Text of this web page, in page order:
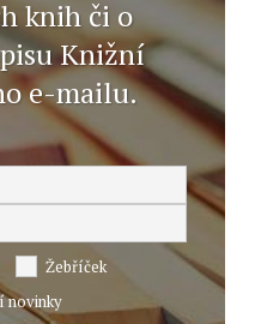
knih či o
Knižní
e-mailu.
Žebříček
novinky